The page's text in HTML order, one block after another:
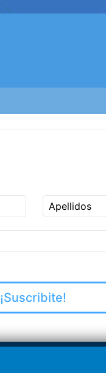
Apellidos